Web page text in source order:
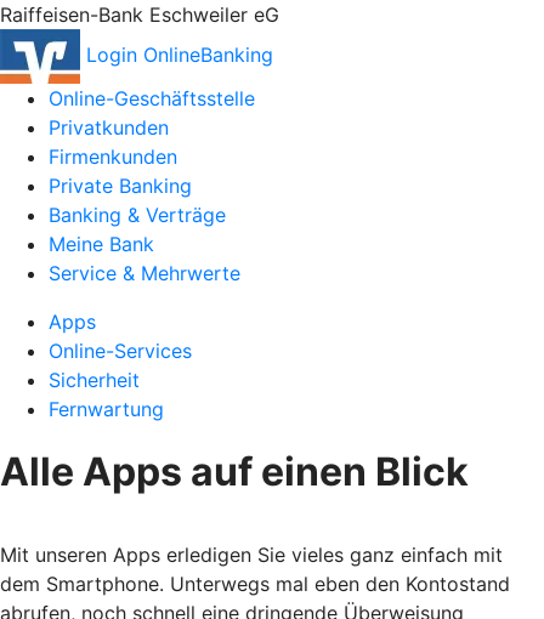
Raiffeisen-Bank Eschweiler eG
Login OnlineBanking
Online-Geschäftsstelle
Privatkunden
Firmenkunden
Private Banking
Banking & Verträge
Meine Bank
Service & Mehrwerte
Apps
Online-Services
Sicherheit
Fernwartung
Alle Apps auf einen Blick
Mit unseren Apps erledigen Sie vieles ganz einfach mit
dem Smartphone. Unterwegs mal eben den Kontostand
abrufen, noch schnell eine dringende Überweisung